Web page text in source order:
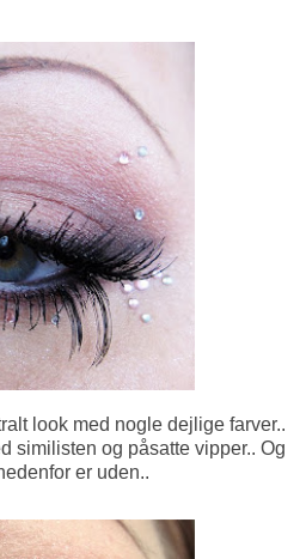
look med nogle dejlige farver..
similisten og påsatte vipper.. Og
er uden..